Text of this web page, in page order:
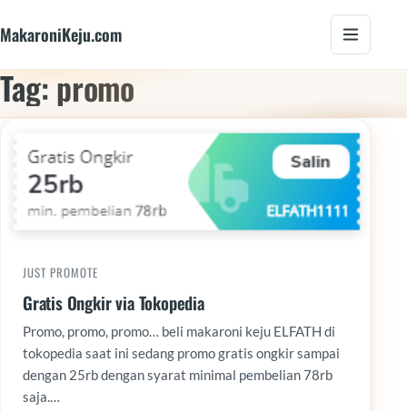
MakaroniKeju.com
Tag: promo
JUST PROMOTE
Gratis Ongkir via Tokopedia
Promo, promo, promo… beli makaroni keju ELFATH di
tokopedia saat ini sedang promo gratis ongkir sampai
dengan 25rb dengan syarat minimal pembelian 78rb
saja.…